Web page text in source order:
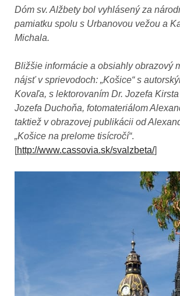
Dóm sv. Alžbety bol vyhlásený za
pamiatku spolu s Urbanovou vežou a
Michala.
Bližšie informácie a obsiahly obrazový
nájsť v sprievodoch: „Košice“ s
Kovaľa, s lektorovaním Dr. Jozefa
Jozefa Duchoňa, fotomateriálom
taktiež v obrazovej publikácii od
„Košice na prelome tisícročí“.
[http://www.cassovia.sk/svalzbeta/]